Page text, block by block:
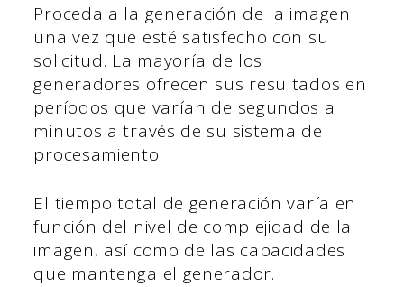
Proceda a la generación de la imagen
una vez que esté satisfecho con su
solicitud. La mayoría de los
generadores ofrecen sus resultados en
períodos que varían de segundos a
minutos a través de su sistema de
procesamiento.
El tiempo total de generación varía en
función del nivel de complejidad de la
imagen, así como de las capacidades
que mantenga el generador.